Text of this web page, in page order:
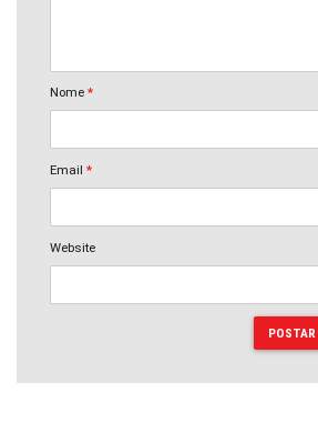
Nome *
Email *
Website